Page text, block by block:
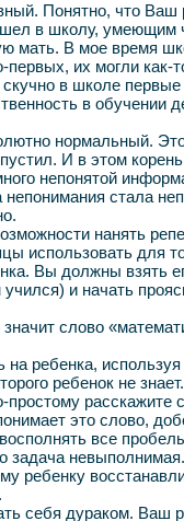
Понятно, что
в школу, умеющим
мать. В мое время
их могли как-
в школе
в обучении
нормальный.
И в этом
непонятой
непонимания стала
нанять
использовать для
Вы должны взять
и начать
слово
на ребенка,
ребенок не
расскажите
это слово,
все
задача
ребенку
себя дураком. Ваш